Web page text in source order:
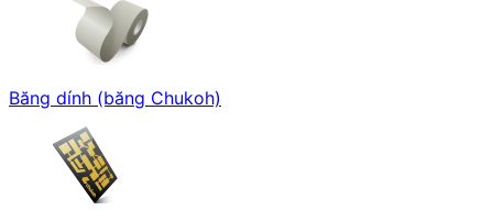
Băng dính (băng Chukoh)